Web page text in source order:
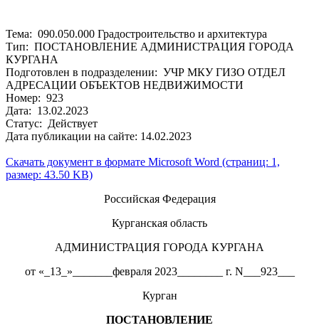
Тема: 090.050.000 Градостроительство и архитектура
Тип: ПОСТАНОВЛЕНИЕ АДМИНИСТРАЦИЯ ГОРОДА
КУРГАНА
Подготовлен в подразделении: УЧР МКУ ГИЗО ОТДЕЛ
АДРЕСАЦИИ ОБЪЕКТОВ НЕДВИЖИМОСТИ
Номер: 923
Дата: 13.02.2023
Статус: Действует
Дата публикации на сайте: 14.02.2023
Скачать документ в формате Microsoft Word (страниц: 1,
размер: 43.50 KB)
Российская Федерация
Курганская область
АДМИНИСТРАЦИЯ ГОРОДА КУРГАНА
от «_13_»_______февраля 2023________ г. N___923___
Курган
ПОСТАНОВЛЕНИЕ